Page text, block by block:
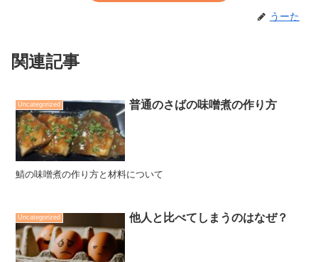
うーた
関連記事
Uncategorized 普通のさばの味噌煮の作り方
鯖の味噌煮の作り方と材料について
Uncategorized 他人と比べてしまうのはなぜ？